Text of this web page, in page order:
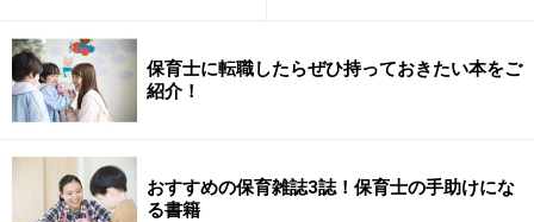
2歳児、赤ちゃんを踏みつける!?
そんな1歳児クラスで一番のお兄ちゃん、4月生まれの
「りょうくん(仮名)」のエピソードです。
保育士に転職したらぜひ持っておきたい本をご
紹介！
おすすめの保育雑誌3誌！保育士の手助けにな
る書籍